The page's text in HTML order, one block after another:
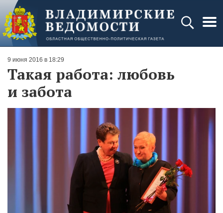
9 июня 2016 в 18:29
Такая работа: любовь
и забота